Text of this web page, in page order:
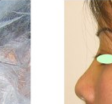
)